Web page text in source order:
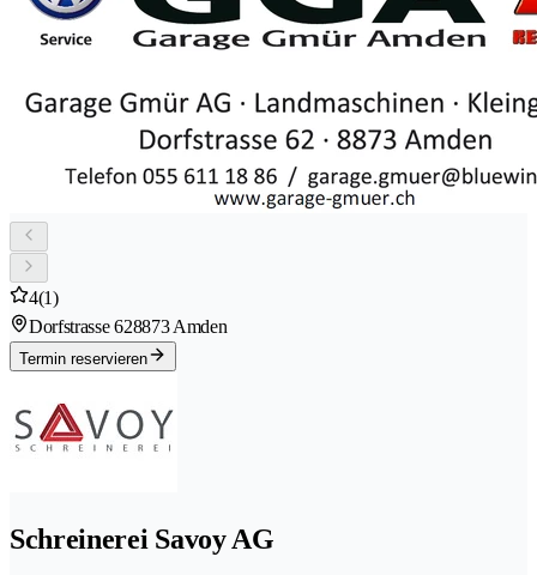
4(1)
Dorfstrasse 628873 Amden
Termin reservieren
Schreinerei Savoy AG